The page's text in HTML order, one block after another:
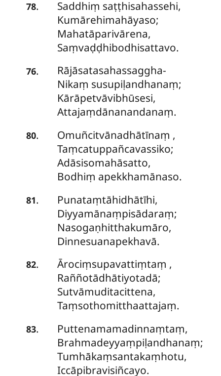
78.
Saddhiṃ saṭṭhisahassehi,
Kumārehimahāyaso;
Mahatāparivārena,
Saṃvaḍḍhibodhisattavo.
76.
Rājāsatasahassaggha-
Nikaṃ susupiḷandhanaṃ;
Kārāpetvāvibhūsesi,
Attajaṃdānanandanaṃ.
80. Omuñcitvānadhātīnaṃ ,
Taṃcatuppañcavassiko;
Adāsisomahāsatto,
Bodhiṃ apekkhamānaso.
81.
Punataṃtāhidhātīhi,
Diyyamānaṃpisādaraṃ;
Nasogaṇhitthakumāro,
Dinnesuanapekhavā.
82. Ārociṃsupavattiṃtaṃ ,
Raññotādhātiyotadā;
Sutvāmuditacittena,
Taṃsothomitthaattajaṃ.
83.
Puttenamamadinnaṃtaṃ,
Brahmadeyyaṃpiḷandhanaṃ;
Tumhākaṃsantakaṃhotu,
Iccāpibravisiñcayo.